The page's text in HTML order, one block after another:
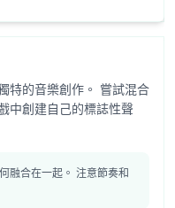
特的音樂創作。 嘗試混合
中創建自己的標誌性聲
融合在一起。 注意節奏和